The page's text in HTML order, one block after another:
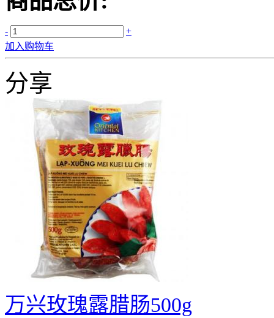
-
+
加入购物车
分享
万兴玫瑰露腊肠500g